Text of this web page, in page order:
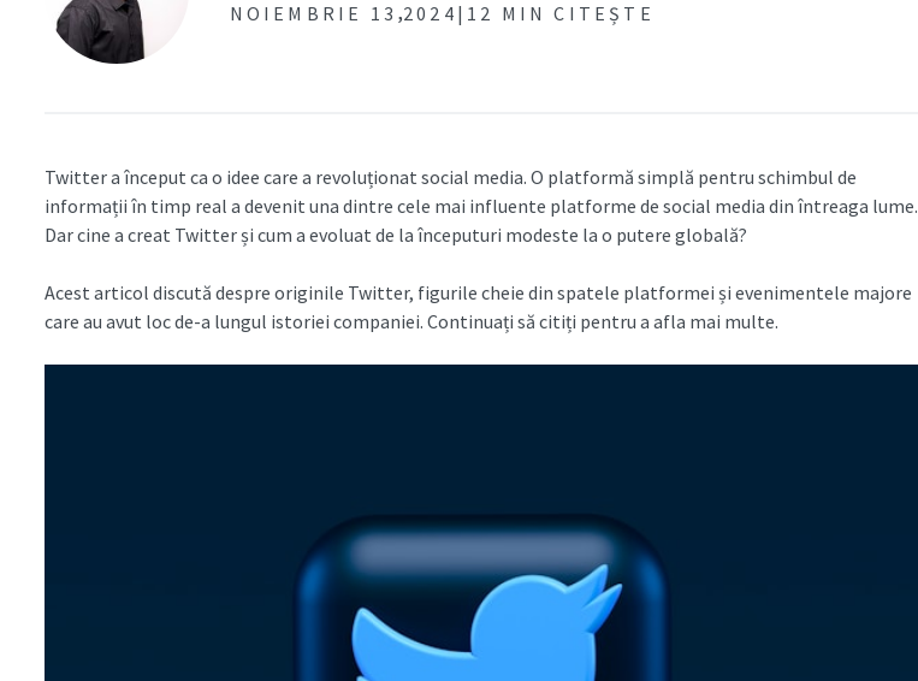
NOIEMBRIE 13 ,2024| 12 MIN CITEȘTE
Twitter a început ca o idee care a revoluționat social media. O platformă simplă pentru schimbul de
informații în timp real a devenit una dintre cele mai influente platforme de social media din întreaga lume.
Dar cine a creat Twitter și cum a evoluat de la începuturi modeste la o putere globală?
Acest articol discută despre originile Twitter, figurile cheie din spatele platformei și evenimentele majore
care au avut loc de-a lungul istoriei companiei. Continuați să citiți pentru a afla mai multe.